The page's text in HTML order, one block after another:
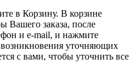
в Корзину. В корзине
Вашего заказа, после
и e-mail, и нажмите
уточняющих
с вами, чтобы уточнить все